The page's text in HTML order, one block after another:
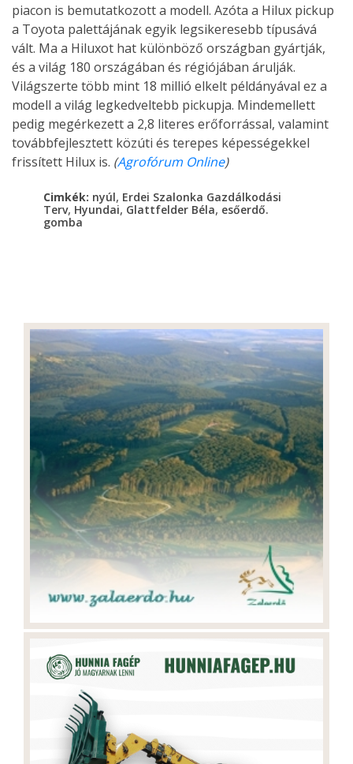
piacon is bemutatkozott a modell. Azóta a Hilux pickup
a Toyota palettájának egyik legsikeresebb típusává
vált. Ma a Hiluxot hat különböző országban gyártják,
és a világ 180 országában és régiójában árulják.
Világszerte több mint 18 millió elkelt példányával ez a
modell a világ legkedveltebb pickupja. Mindemellett
pedig megérkezett a 2,8 literes erőforrással, valamint
továbbfejlesztett közúti és terepes képességekkel
frissített Hilux is. (Agrofórum Online)
Cimkék: nyúl, Erdei Szalonka Gazdálkodási
Terv, Hyundai, Glattfelder Béla, esőerdő.
gomba